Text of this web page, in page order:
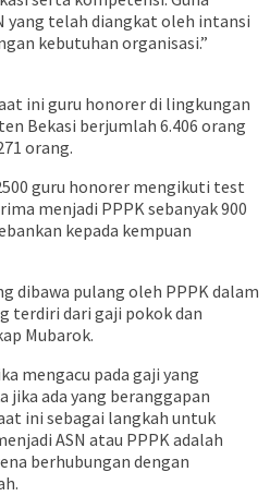
yang telah diangkat oleh intansi
kebutuhan organisasi.”
ini guru honorer di lingkungan
Bekasi berjumlah 6.406 orang
orang.
guru honorer mengikuti test
menjadi PPPK sebanyak 900
kepada kempuan
dibawa pulang oleh PPPK dalam
terdiri dari gaji pokok dan
Mubarok.
mengacu pada gaji yang
jika ada yang beranggapan
ini sebagai langkah untuk
ASN atau PPPK adalah
berhubungan dengan